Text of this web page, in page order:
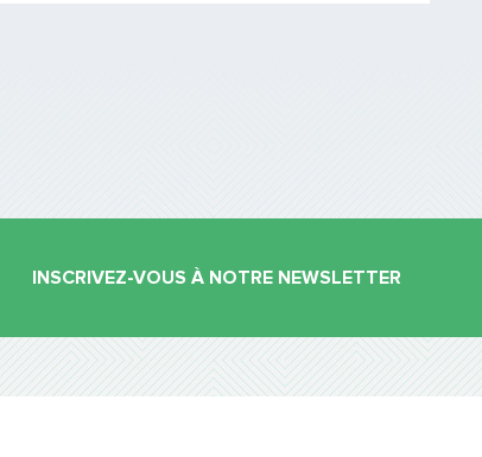
INSCRIVEZ-VOUS À NOTRE NEWSLETTER